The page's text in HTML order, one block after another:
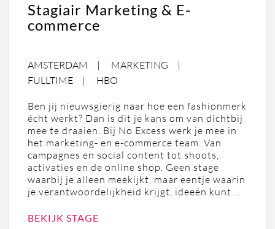
Stagiair Marketing & E-
commerce
AMSTERDAM
MARKETING
FULLTIME
HBO
Ben jij nieuwsgierig naar hoe een fashionmerk
écht werkt? Dan is dit je kans om van dichtbij
mee te draaien. Bij No Excess werk je mee in
het marketing- en e-commerce team. Van
campagnes en social content tot shoots,
activaties en de online shop. Geen stage
waarbij je alleen meekijkt, maar eentje waarin
je verantwoordelijkheid krijgt, ideeën kunt …
BEKIJK STAGE